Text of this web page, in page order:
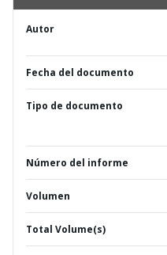
Autor
Fecha del documento
Tipo de documento
Número del informe
Volumen
Total Volume(s)